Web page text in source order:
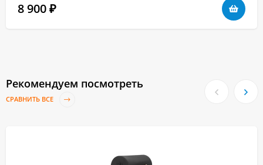
8 900 ₽
Рекомендуем посмотреть
СРАВНИТЬ ВСЕ